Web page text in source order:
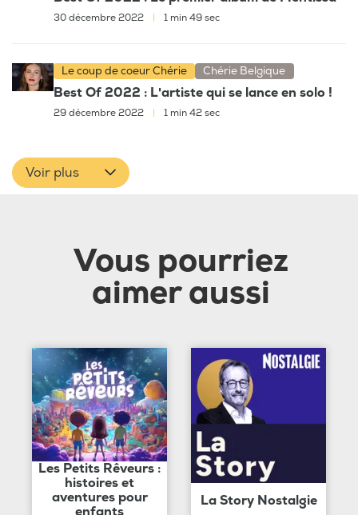
30 décembre 2022 1 min 49 sec
Le coup de coeur Chérie Chérie Belgique
Best Of 2022 : L'artiste qui se lance en solo !
29 décembre 2022 | 1 min 42 sec
Voir plus
Vous pourriez
aimer aussi
Les Petits Rêveurs :
histoires et
aventures pour
enfants
La Story Nostalgie